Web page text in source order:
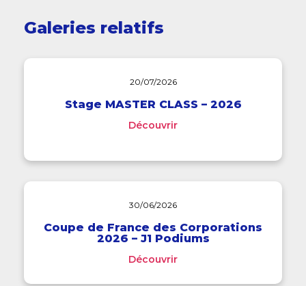
Galeries relatifs
20/07/2026
Stage MASTER CLASS – 2026
Découvrir
30/06/2026
Coupe de France des Corporations
2026 – J1 Podiums
Découvrir